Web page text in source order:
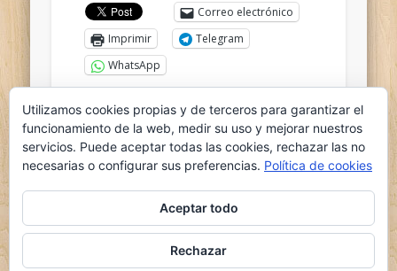
Correo electrónico
Imprimir
Telegram
WhatsApp
Me gusta esto:
Utilizamos cookies propias y de terceros para garantizar el
funcionamiento de la web, medir su uso y mejorar nuestros
servicios. Puede aceptar todas las cookies, rechazar las no
necesarias o configurar sus preferencias. Política de cookies
Aceptar todo
Rechazar